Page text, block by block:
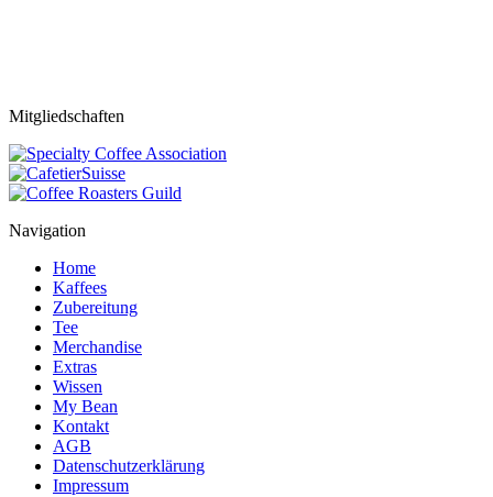
Mitgliedschaften
Navigation
Home
Kaffees
Zubereitung
Tee
Merchandise
Extras
Wissen
My Bean
Kontakt
AGB
Datenschutzerklärung
Impressum